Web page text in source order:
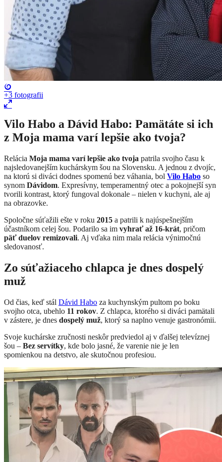
+3 fotografii
Vilo Habo a Dávid Habo: Pamätáte si ich
z Moja mama varí lepšie ako tvoja?
Relácia Moja mama varí lepšie ako tvoja patrila svojho času k
najsledovanejším kuchárskym šou na Slovensku. A jednou z dvojíc,
na ktorú si diváci dodnes spomenú bez váhania, bol Vilo Habo so
synom Dávidom. Expresívny, temperamentný otec a pokojnejší syn
tvorili kontrast, ktorý fungoval dokonale – nielen v kuchyni, ale aj
na obrazovke.
Spoločne súťažili ešte v roku 2015 a patrili k najúspešnejším
účastníkom celej šou. Podarilo sa im vyhrať až 16-krát, pričom
päť duelov remizovali. Aj vďaka nim mala relácia výnimočnú
sledovanosť.
Zo súťažiaceho chlapca je dnes dospelý
muž
Od čias, keď stál Dávid Habo za kuchynským pultom po boku
svojho otca, ubehlo 11 rokov. Z chlapca, ktorého si diváci pamätali
v zástere, je dnes dospelý muž, ktorý sa naplno venuje gastronómii.
Svoje kuchárske zručnosti neskôr predviedol aj v ďalšej televíznej
šou – Bez servítky, kde bolo jasné, že varenie nie je len
spomienkou na detstvo, ale skutočnou profesiou.